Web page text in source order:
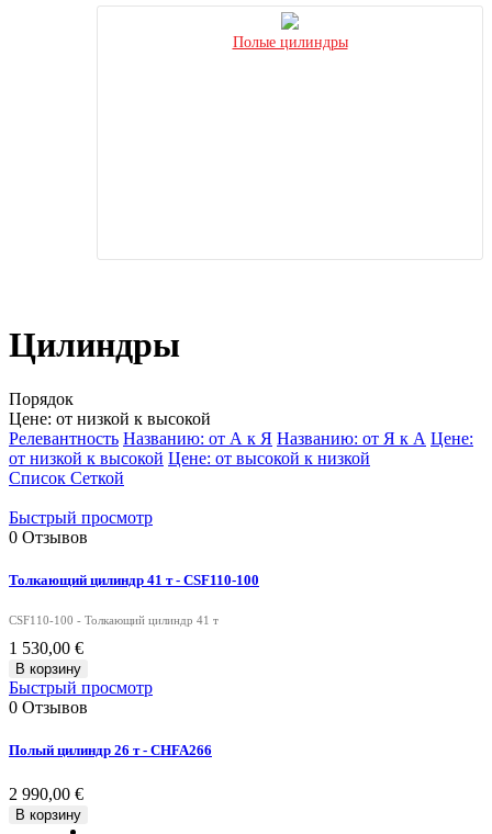
Полые цилиндры
Цилиндры
Порядок
Цене: от низкой к высокой
Релевантность Названию: от А к Я Названию: от Я к А Цене:
от низкой к высокой Цене: от высокой к низкой
Список Сеткой
Быстрый просмотр
0 Отзывов
Толкающий цилиндр 41 т - CSF110-100
CSF110-100 - Толкающий цилиндр 41 т
1 530,00 €
В корзину
Быстрый просмотр
0 Отзывов
Полый цилиндр 26 т - CHFA266
2 990,00 €
В корзину